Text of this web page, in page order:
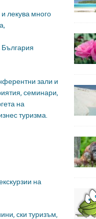
лекува много
България
зали и
семинари,
на
туризма.
на
ски туризъм,